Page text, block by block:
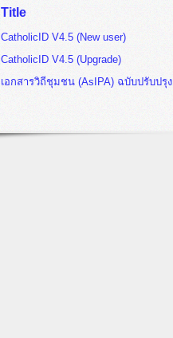
Title
CatholicID V4.5 (New user)
CatholicID V4.5 (Upgrade)
เอกสารวิถีชุมชน (AsIPA) ฉบับปรับปรุ